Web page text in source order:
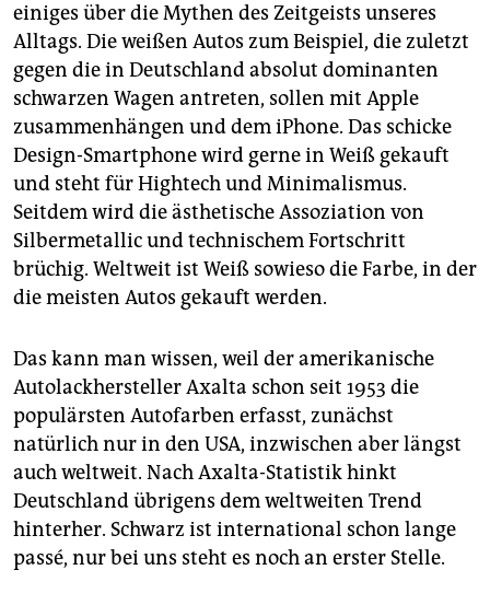
einiges über die Mythen des Zeitgeists unseres
Alltags. Die weißen Autos zum Beispiel, die zuletzt
gegen die in Deutschland absolut dominanten
schwarzen Wagen antreten, sollen mit Apple
zusammenhängen und dem iPhone. Das schicke
Design-Smartphone wird gerne in Weiß gekauft
und steht für Hightech und Minimalismus.
Seitdem wird die ästhetische Assoziation von
Silbermetallic und technischem Fortschritt
brüchig. Weltweit ist Weiß sowieso die Farbe, in der
die meisten Autos gekauft werden.
Das kann man wissen, weil der amerikanische
Autolackhersteller Axalta schon seit 1953 die
populärsten Autofarben erfasst, zunächst
natürlich nur in den USA, inzwischen aber längst
auch weltweit. Nach Axalta-Statistik hinkt
Deutschland übrigens dem weltweiten Trend
hinterher. Schwarz ist international schon lange
passé, nur bei uns steht es noch an erster Stelle.